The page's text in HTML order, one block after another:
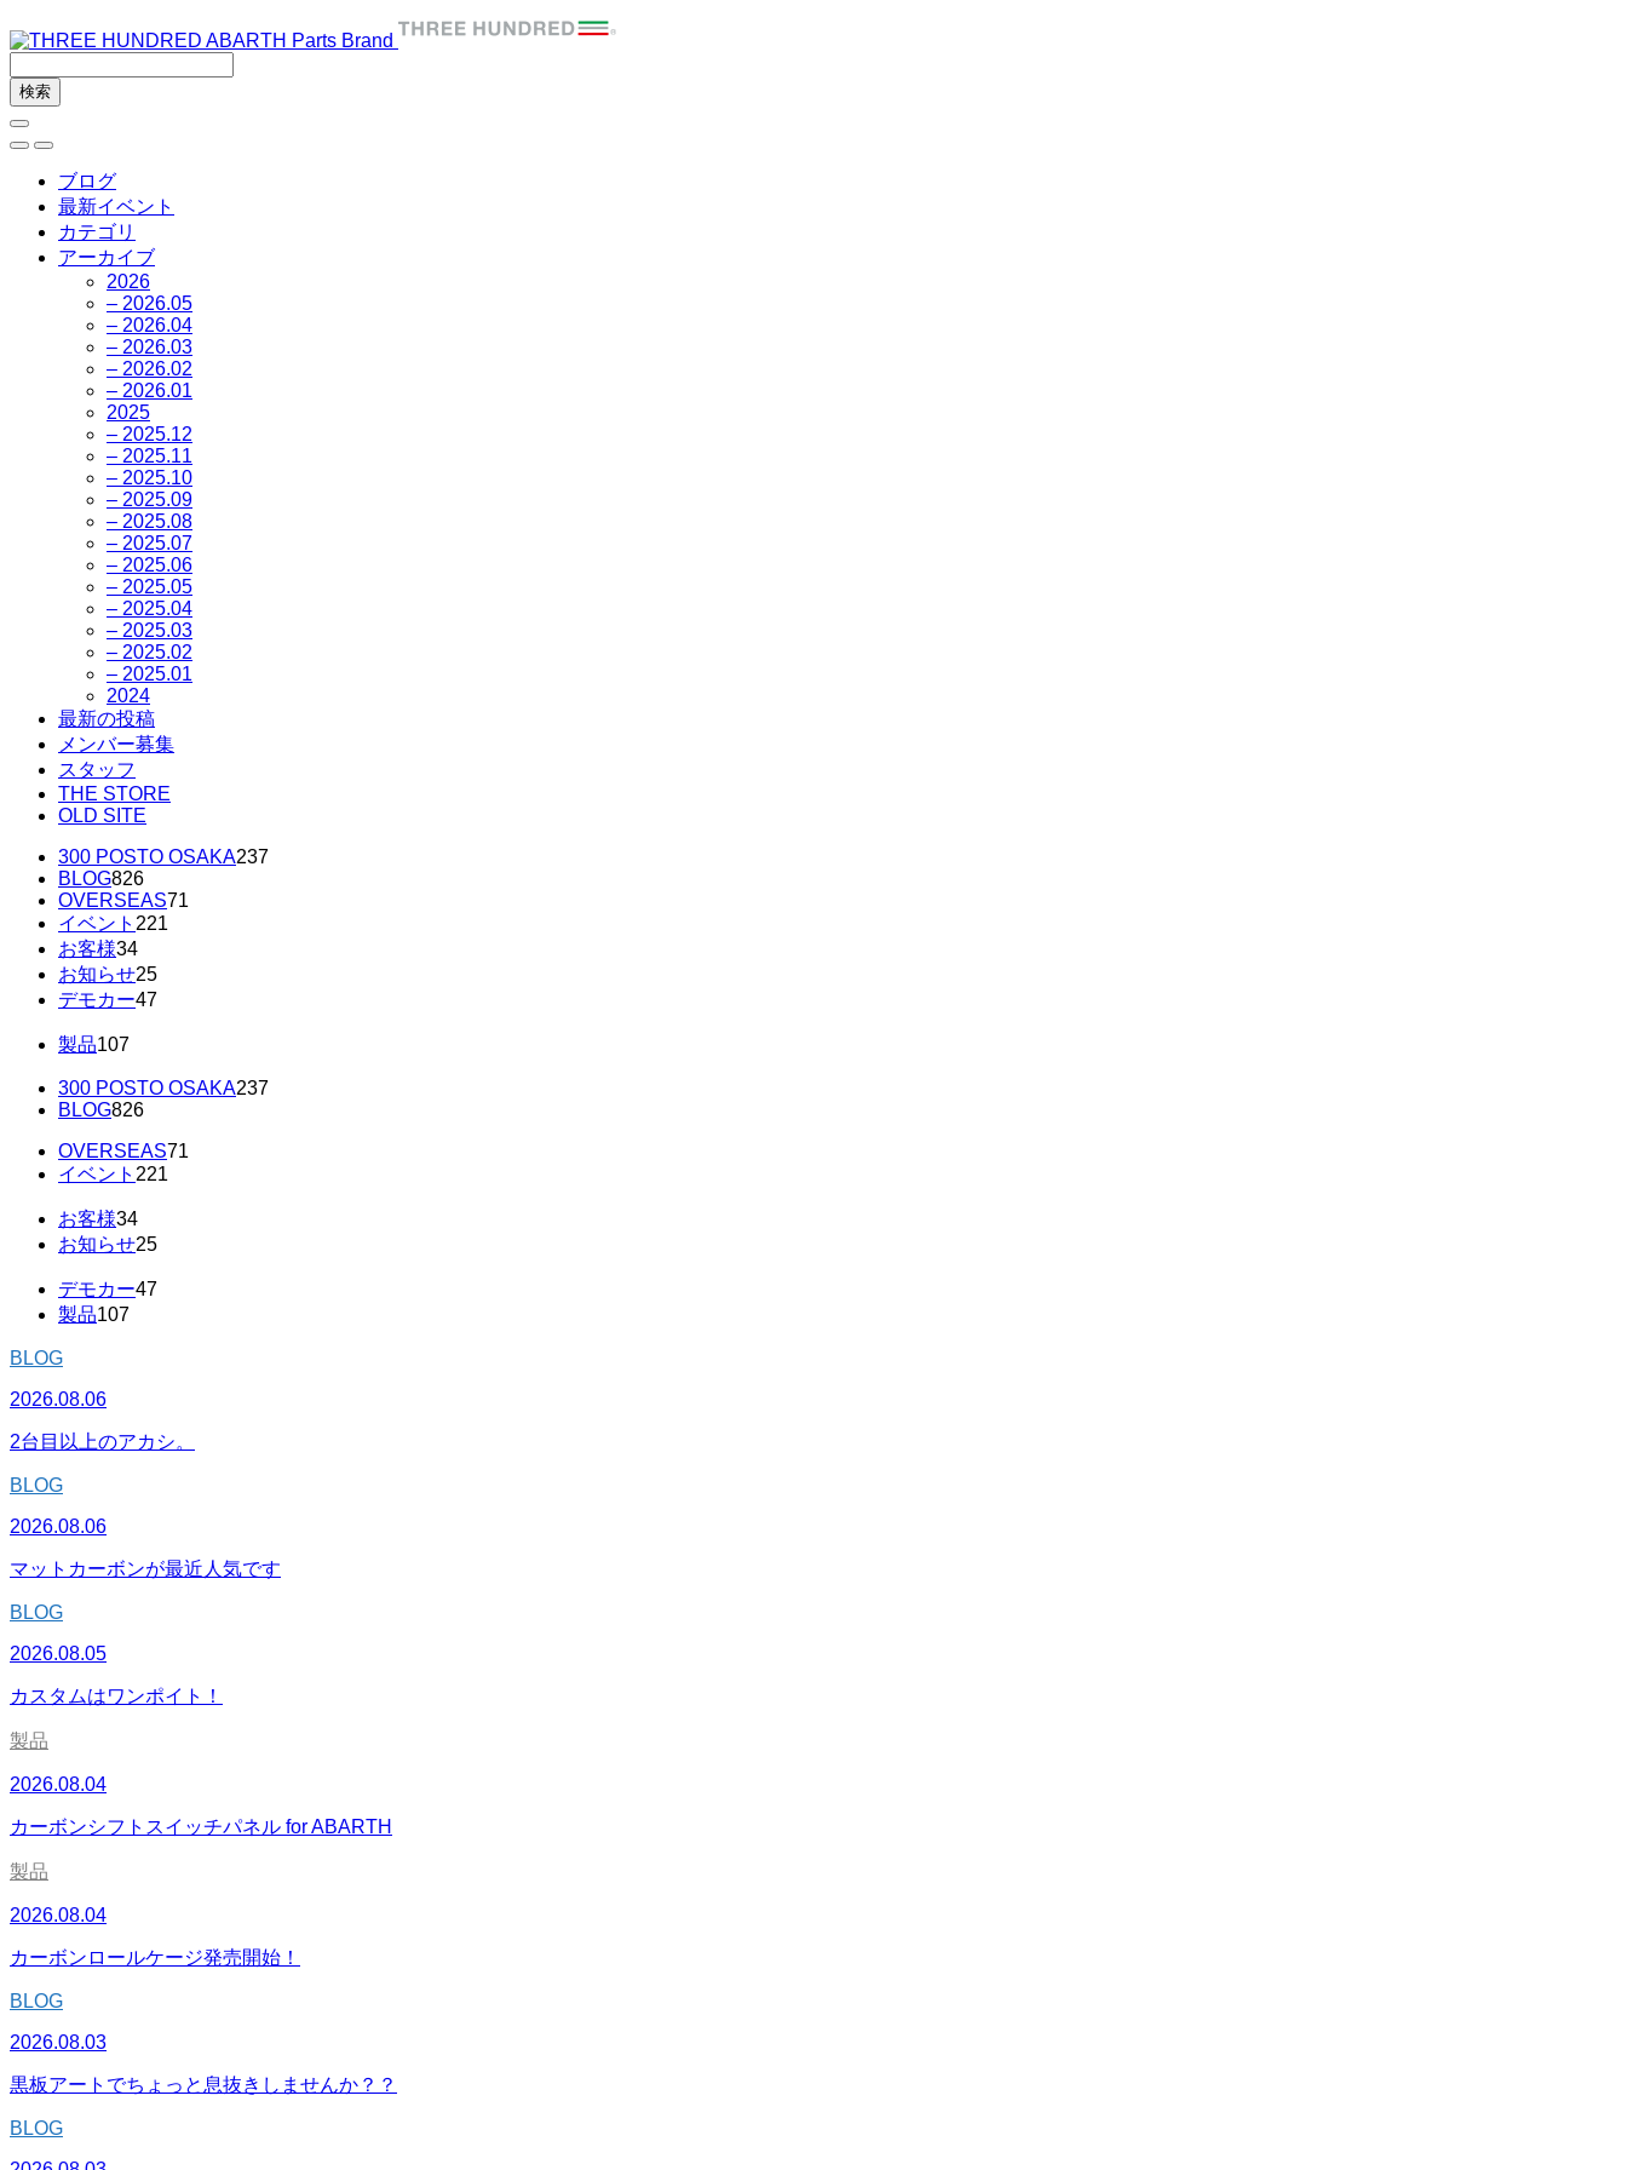
ブログ
最新イベント
カテゴリ
アーカイブ
2026
– 2026.05
– 2026.04
– 2026.03
– 2026.02
– 2026.01
2025
– 2025.12
– 2025.11
– 2025.10
– 2025.09
– 2025.08
– 2025.07
– 2025.06
– 2025.05
– 2025.04
– 2025.03
– 2025.02
– 2025.01
2024
最新の投稿
メンバー募集
スタッフ
THE STORE
OLD SITE
300 POSTO OSAKA237
BLOG826
OVERSEAS71
イベント 221
お客様34
お知らせ25
デモカー47
製品107
300 POSTO OSAKA237
BLOG826
OVERSEAS71
イベント 221
お客様34
お知らせ25
デモカー47
製品107
BLOG
2026.08.06
2台目以上のアカシ。
BLOG
2026.08.06
マットカーボンが最近人気です
BLOG
2026.08.05
カスタムはワンポイト！
製品
2026.08.04
カーボンシフトスイッチパネル for ABARTH
製品
2026.08.04
カーボンロールケージ発売開始！
BLOG
2026.08.03
黒板アートでちょっと息抜きしませんか？？
BLOG